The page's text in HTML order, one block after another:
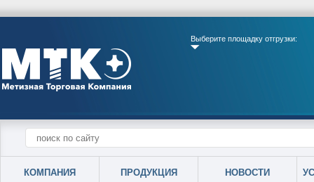
Выберите площадку отгрузки:
КОМПАНИЯ ПРОДУКЦИЯ НОВОСТИ